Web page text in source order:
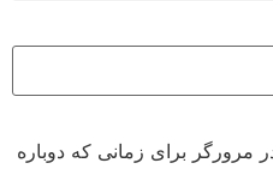
مرورگر برای زمانی که دوباره